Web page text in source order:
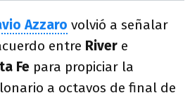
Azzaro volvió a señalar
entre River e
Fe para propiciar la
a octavos de final de